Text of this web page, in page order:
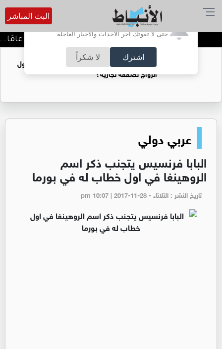
أترغب في تفعيل الإشعارات؟
حتى لا تفوتك آخر الأحداث والأخبار العاجلة
اشترك لا شكراً
البث المباشر
الكتاب الذي انتظرته ثلاثين عامًا...
فتيات يستغللنه لتحقيق مكاسب مادية.. هل تحول
الزواج لصفقة تجارية؟
عربي دولي
البابا فرنسيس يتجنب ذكر اسم
الروهينغا في اول خطاب له في بورما
تاريخ النشر : الثلاثاء - pm 10:07 | 2017-11-28